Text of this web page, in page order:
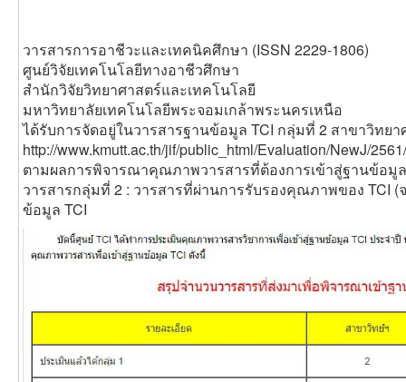
วารสารการอาชีวะและเทคนิคศึกษา (ISSN 2229-1806)
ศูนย์วิจัยเทคโนโลยีทางอาชีวศึกษา
สำนักวิจัยวิทยาศาสตร์และเทคโนโลยี
มหาวิทยาลัยเทคโนโลยีพระจอมเกล้าพระนครเหนือ
ได้รับการจัดอยู่ในวารสารฐานข้อมูล TCI กลุ่มที่ 2 สาขาวิทย
http://www.kmutt.ac.th/jif/public_html/Evaluation/NewJ/
ตามผลการพิจารณาคุณภาพวารสารที่ต้องการเข้าสู่ฐานข้อมูล
วารสารกลุ่มที่ 2 : วารสารที่ผ่านการรับรองคุณภาพของ TCI
ข้อมูล TCI